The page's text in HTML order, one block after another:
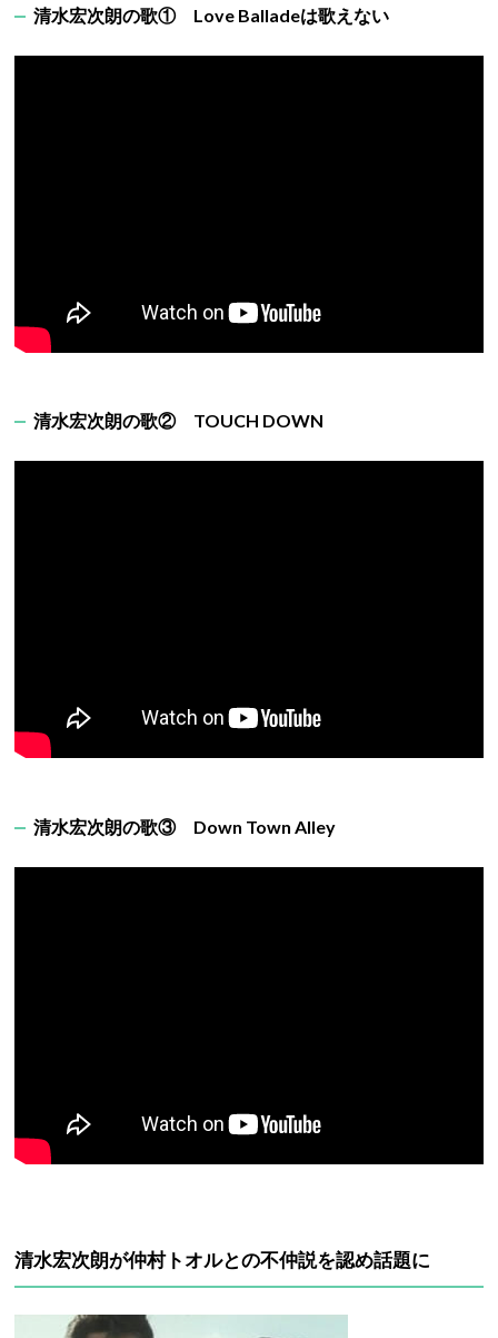
清水宏次朗の歌① Love Balladeは歌えない
清水宏次朗の歌② TOUCH DOWN
清水宏次朗の歌③ Down Town Alley
清水宏次朗が仲村トオルとの不仲説を認め話題に